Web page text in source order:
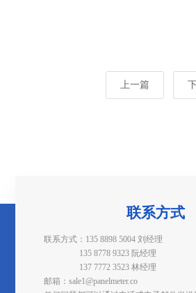
上一篇
联系方式
联系方式：135 8898 5004 刘经理
135 8778 9323 阮经理
137 7772 3523 林经理
邮箱：sale1@panelmeter.co